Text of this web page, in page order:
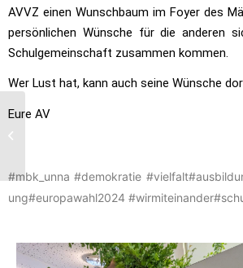
AVVZ einen Wunschbaum im Foyer des
persönlichen Wünsche für die anderen
Schulgemeinschaft zusammen kommen.
Wer Lust hat, kann auch seine Wünsche
Eure AV
#mbk_unna #demokratie #vielfalt
ung#europawahl2024 #wirmiteinander
Exkursion ins Haus der